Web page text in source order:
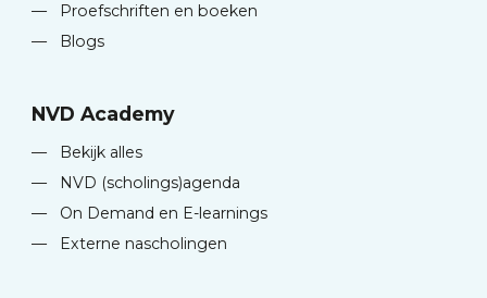
—
Proefschriften en boeken
—
Blogs
NVD Academy
—
Bekijk alles
—
NVD (scholings)agenda
—
On Demand en E-learnings
—
Externe nascholingen